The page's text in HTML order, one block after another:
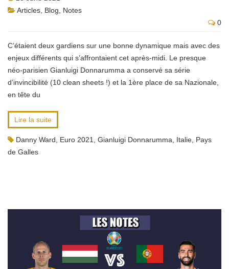
Articles Blog
Notes
0
C’étaient deux gardiens sur une bonne dynamique mais avec des
enjeux différents qui s’affrontaient cet après-midi. Le presque
néo-parisien Gianluigi Donnarumma a conservé sa série
d’invincibilité (10 clean sheets !) et la 1ère place de sa Nazionale,
en tête du
Lire la suite
Danny Ward Euro 2021 Gianluigi Donnarumma Italie Pays
de Galles